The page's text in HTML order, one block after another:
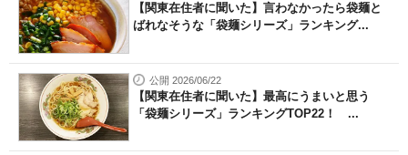
【関東在住者に聞いた】言わなかったら袋麺と
ばれなそうな「袋麺シリーズ」ランキング...
公開 2026/06/22
【関東在住者に聞いた】最高にうまいと思う
「袋麺シリーズ」ランキングTOP22！ ...